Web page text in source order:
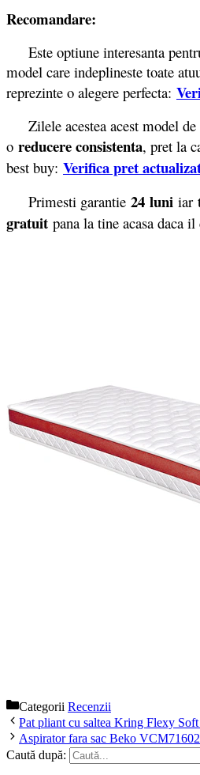
Recomandare:
Este optiune interesanta
model care indeplineste toate
reprezinte o alegere perfecta:
Zilele acestea acest model de
o reducere consistenta, pret la
best buy: Verifica pret
Primesti garantie 24 luni iar
gratuit pana la tine acasa daca
Categorii Recenzii
Pat pliant cu saltea Kring Flexy
Aspirator fara sac Beko
Caută după: